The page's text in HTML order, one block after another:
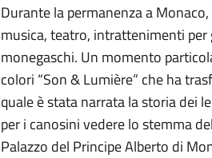
Durante la permanenza a
musica, teatro, intrattenimenti
monegaschi. Un momento
colori “Son & Lumière” che ha
quale è stata narrata la storia dei
per i canosini vedere lo stemma
Palazzo del Principe Alberto di